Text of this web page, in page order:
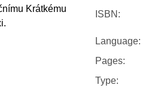
Krátkému
ISBN :
Language:
Pages:
Type: